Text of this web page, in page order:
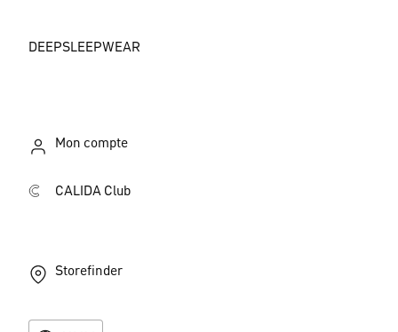
DEEPSLEEPWEAR
Mon compte
CALIDA Club
Storefinder